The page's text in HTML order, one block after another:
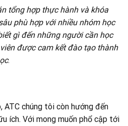
tổng hợp thực hành và khóa
phù hợp với nhiều nhóm học
gì đến những người cần học
được cam kết đào tạo thành
.
ATC chúng tôi còn hướng đến
ích. Với mong muốn phổ cập tới